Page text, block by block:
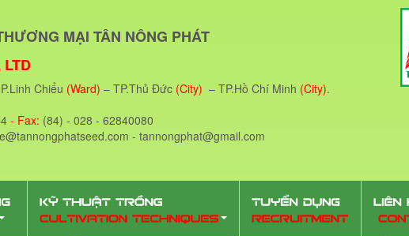
MẠI TÂN NÔNG PHÁT
LTD
Chiểu (Ward) – TP.Thủ Đức (City) – TP.Hồ Chí Minh (City).
- Fax: (84) - 028 - 62840080
- tannongphat@gmail.com